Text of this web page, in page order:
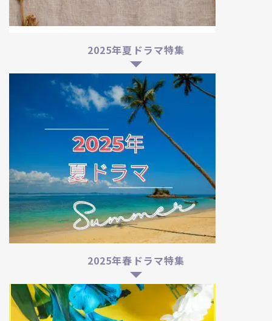
2025年夏ドラマ特集
2025年春ドラマ特集